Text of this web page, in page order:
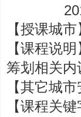
【授课城市
【课程说明
筹划相关内
【其它城市
【课程关键